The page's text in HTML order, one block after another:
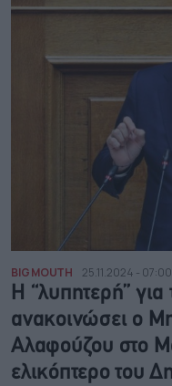
BIG MOUTH 25.11.2024 - 07:00
Η “λυπητερή” για
ανακοινώσει ο
Αλαφούζου στο
ελικόπτερο του